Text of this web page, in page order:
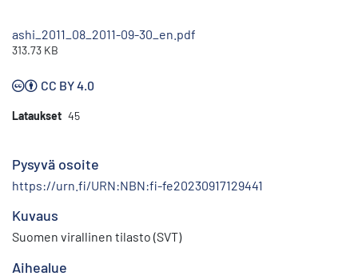
ashi_2011_08_2011-09-30_en.pdf
313.73 KB
CC BY 4.0
Lataukset 45
Pysyvä osoite
https://urn.fi/URN:NBN:fi-fe20230917129441
Kuvaus
Suomen virallinen tilasto (SVT)
Aihealue